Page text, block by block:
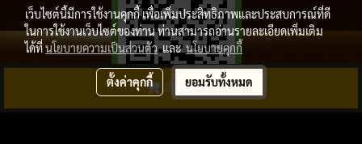
สั่งซื้อสินค้า
ลิขสิทธิ์ โดย พระเครื่องล้ำค่า.com
เว็บไซต์นี้มีการใช้งานคุกกี้ เพื่อเพิ่มประสิทธิภาพและประสบการณ์ที่ดี
ในการใช้งานเว็บไซต์ของท่าน ท่านสามารถอ่านรายละเอียดเพิ่มเติม
ได้ที่นโยบายความเป็นส่วนตัวและ นโยบายคุกกี้
ตั้งค่าคุกกี้ ยอมรับทั้งหมด